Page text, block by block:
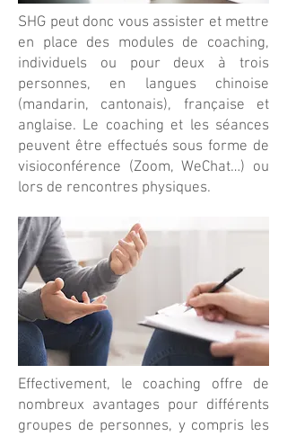
SHG peut donc vous assister et mettre
en place des modules de coaching,
individuels ou pour deux à trois
personnes, en langues chinoise
(mandarin, cantonais), française et
anglaise. Le coaching et les séances
peuvent être effectués sous forme de
visioconférence (Zoom, WeChat…) ou
lors de rencontres physiques.
Effectivement, le coaching offre de
nombreux avantages pour différents
groupes de personnes, y compris les